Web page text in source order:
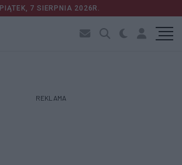
PIĄTEK, 7 SIERPNIA 2026R.
REKLAMA